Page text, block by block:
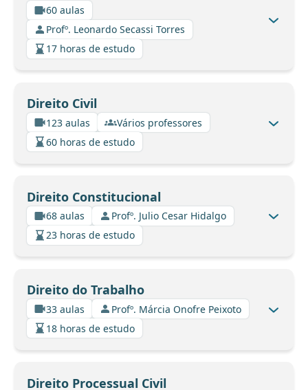
60 aulas
Profº. Leonardo Secassi Torres
17 horas de estudo
Direito Civil
123 aulas
Vários professores
60 horas de estudo
Direito Constitucional
68 aulas
Profº. Julio Cesar Hidalgo
23 horas de estudo
Direito do Trabalho
33 aulas
Profº. Márcia Onofre Peixoto
18 horas de estudo
Direito Processual Civil